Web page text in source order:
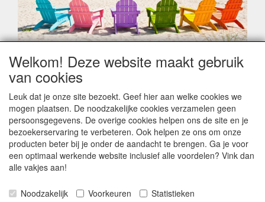
Geachte klant,
Zoals elk jaar zorgt de verlofperiode, naast een hoop
leveringsproblemen.
Sommige fabrikanten sluiten of werken met een
vakantiebezetting.
Bestellingen die vanaf +/- 15 juli geplaatst worden kunnen
hierdoor vertraging oplopen. Wanneer die voorradig is en alle
betalingsmodaliteiten zijn vervuld dan de bestelling verstuurd
worden. Indien deze nog terug moeten binnen komen dan is
Augustus stabiliseert zich dit dan wel en kunnen wij, meestal,
Welkom! Deze website maakt gebruik
van cookies
Leuk dat je onze site bezoekt. Geef hier aan welke cookies we
mogen plaatsen. De noodzakelijke cookies verzamelen geen
persoonsgegevens. De overige cookies helpen ons de site en je
bezoekerservaring te verbeteren. Ook helpen ze ons om onze
producten beter bij je onder de aandacht te brengen. Ga je voor
een optimaal werkende website inclusief alle voordelen? Vink dan
alle vakjes aan!
Noodzakelijk Voorkeuren Statistieken